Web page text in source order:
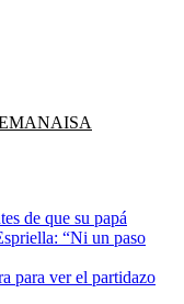
ISA
de que su papá
“Ni un paso
para ver el partidazo